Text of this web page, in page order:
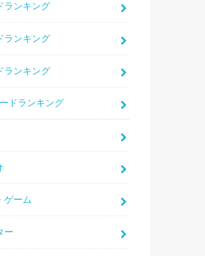
ランキング
ランキング
ランキング
ドランキング
ゲーム
ー